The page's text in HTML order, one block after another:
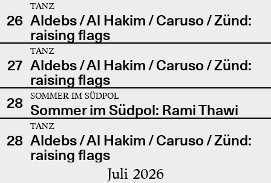
26
TANZ
Aldebs / Al Hakim / Caruso / Zünd:
raising flags
27
TANZ
Aldebs / Al Hakim / Caruso / Zünd:
raising flags
28
SOMMER IM SÜDPOL
Sommer im Südpol: Rami Thawi
28
TANZ
Aldebs / Al Hakim / Caruso / Zünd:
raising flags
Juli 2026